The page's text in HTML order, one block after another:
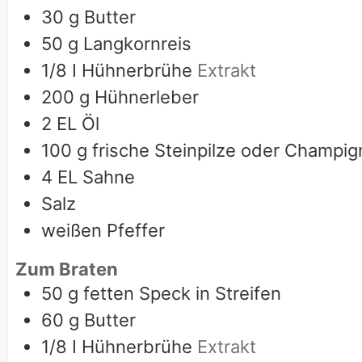
30 g Butter
50 g Langkornreis
1/8 I Hühnerbrühe Extrakt
200 g Hühnerleber
2 EL Öl
100 g frische Steinpilze oder
4 EL Sahne
Salz
weißen Pfeffer
Zum Braten
50 g fetten Speck in Streifen
60 g Butter
1/8 I Hühnerbrühe Extrakt